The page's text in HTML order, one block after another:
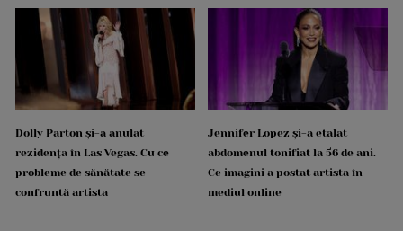
Dolly Parton și-a anulat
rezidența în Las Vegas. Cu ce
probleme de sănătate se
confruntă artista
Jennifer Lopez și-a etalat
abdomenul tonifiat la 56 de ani.
Ce imagini a postat artista în
mediul online